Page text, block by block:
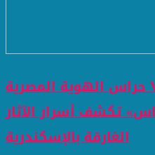
حراس الهوية المصرية Vol.2» تغوص في أعماق
تكشف أسرار الآثار
الغارقة بالإسكندرية